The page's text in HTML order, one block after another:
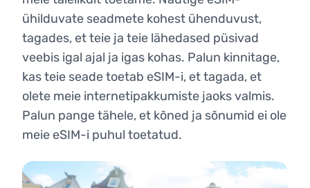
ühilduvate seadmete kohest ühenduvust,
tagades, et teie ja teie lähedased püsivad
veebis igal ajal ja igas kohas. Palun kinnitage,
kas teie seade toetab eSIM-i, et tagada, et
olete meie internetipakkumiste jaoks valmis.
Palun pange tähele, et kõned ja sõnumid ei ole
meie eSIM-i puhul toetatud.